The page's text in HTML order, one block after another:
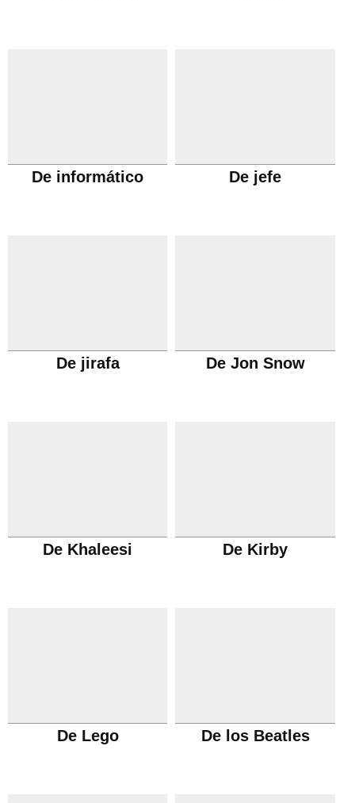
De informático De jefe
De jirafa De Jon Snow
De Khaleesi De Kirby
De Lego De los Beatles